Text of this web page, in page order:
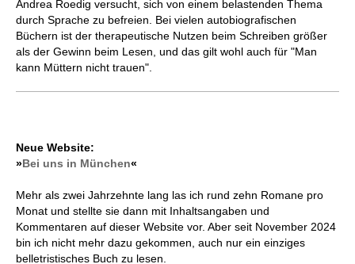
Andrea Roedig versucht, sich von einem belastenden Thema
durch Sprache zu befreien. Bei vielen autobiografischen
Büchern ist der therapeutische Nutzen beim Schreiben größer
als der Gewinn beim Lesen, und das gilt wohl auch für "Man
kann Müttern nicht trauen".
Neue Website:
»Bei uns in München«
Mehr als zwei Jahrzehnte lang las ich rund zehn Romane pro
Monat und stellte sie dann mit Inhaltsangaben und
Kommentaren auf dieser Website vor. Aber seit November 2024
bin ich nicht mehr dazu gekommen, auch nur ein einziges
belletristisches Buch zu lesen.